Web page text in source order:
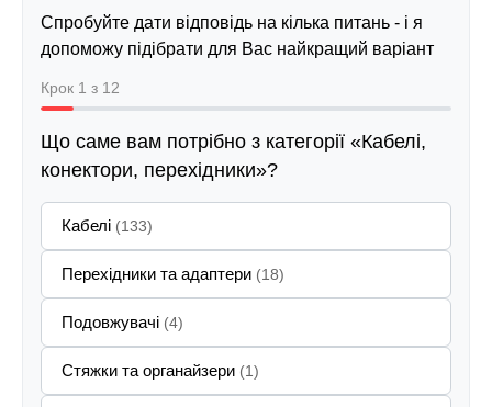
Спробуйте дати відповідь на кілька питань - і я
допоможу підібрати для Вас найкращий варіант
Крок 1 з 12
Що саме вам потрібно з категорії «Кабелі,
конектори, перехідники»?
Кабелі (133)
Перехідники та адаптери (18)
Подовжувачі (4)
Стяжки та органайзери (1)